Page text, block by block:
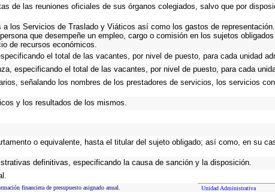
de las reuniones oficiales de sus órganos colegiados, salvo que por
los Servicios de Traslado y Viáticos así como los gastos de
que desempeñe un empleo, cargo o comisión en los sujetos
de recursos económicos.
el total de las vacantes, por nivel de puesto, para cada unidad
especificando el total de las vacantes, por nivel de puesto, para cada
señalando los nombres de los prestadores de servicios, los servicios
y los resultados de los mismos.
o equivalente, hasta el titular del sujeto obligado; así como, en su
definitivas, especificando la causa de sanción y la disposición.
financiera de presupuesto asignado anual. Unidad Administrativa